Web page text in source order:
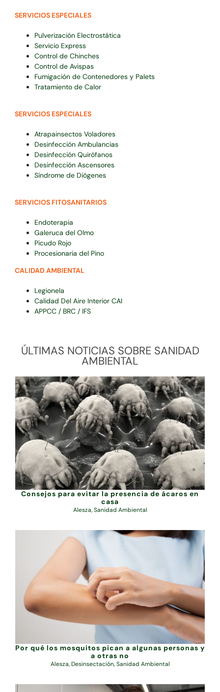
SERVICIOS ESPECIALES
Pulverización Electrostática
Servicio Express
Control de Chinches
Control de Avispas
Fumigación de Contenedores y Palets
Tratamiento de Calor
SERVICIOS ESPECIALES
Atrapainsectos Voladores
Desinfección Ambulancias
Desinfección Quirófanos
Desinfección Ascensores
Síndrome de Diógenes
SERVICIOS FITOSANITARIOS
Endoterapia
Galeruca del Olmo
Picudo Rojo
Procesionaria del Pino
CALIDAD AMBIENTAL
Legionela
Calidad Del Aire Interior CAI
APPCC / BRC / IFS
ÚLTIMAS NOTICIAS SOBRE SANIDAD
AMBIENTAL
Consejos para evitar la presencia de ácaros en
casa
Alesza,Sanidad Ambiental
Por qué los mosquitos pican a algunas personas y
a otras no
Alesza,Desinsectación,Sanidad Ambiental